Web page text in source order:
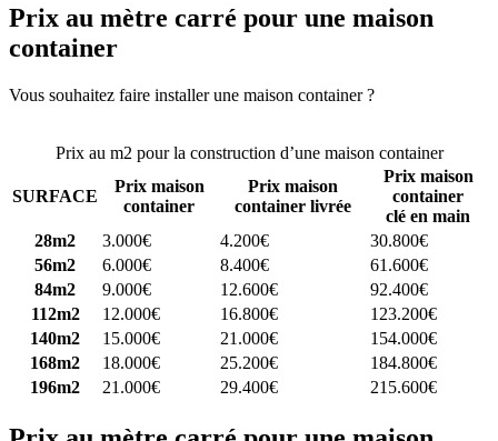
Prix au mètre carré pour une maison
container
Vous souhaitez faire installer une maison container ?
Prix au m2 pour la construction d’une maison container
SURFACE
Prix maison
container
Prix maison
container livrée
Prix maison
container
clé en main
28m2
3.000€ 4.200€
30.800€
56m2
6.000€ 8.400€
61.600€
84m2
9.000€ 12.600€
92.400€
112m2
12.000€ 16.800€
123.200€
140m2
15.000€ 21.000€
154.000€
168m2
18.000€ 25.200€
184.800€
196m2
21.000€ 29.400€ 215.600€